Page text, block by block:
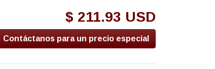
$ 211.93 USD
Contáctanos para un precio especial